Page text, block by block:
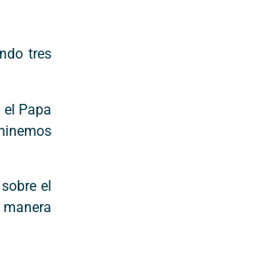
tres
Papa
el